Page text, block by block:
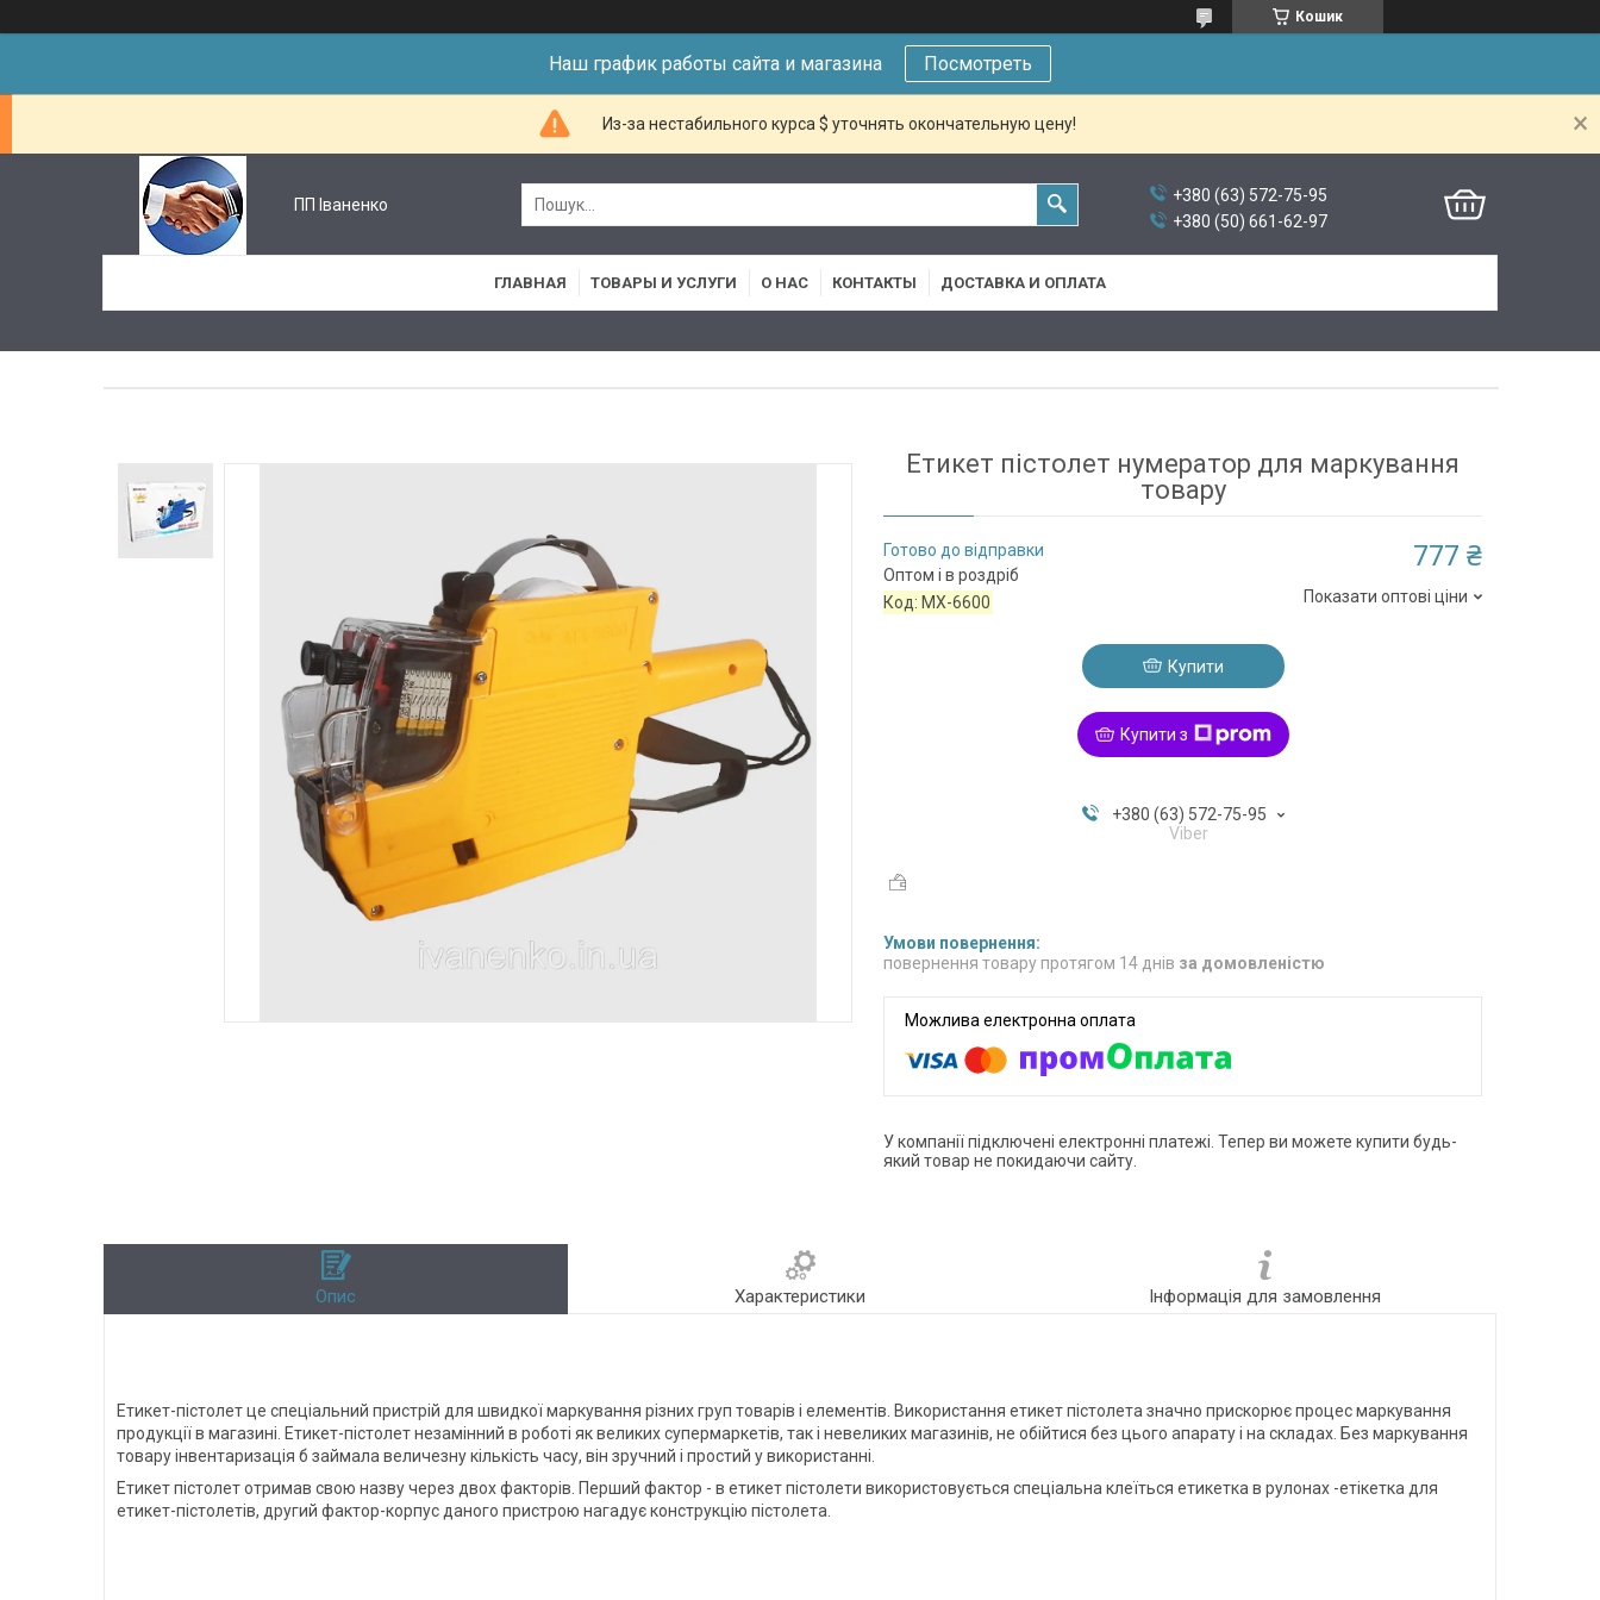
Кошик
Наш график работы сайта и магазина Посмотреть
Из-за нестабильного курса $ уточнять окончательную цену!
ПП Іваненко
+380 (63) 572-75-95
+380 (50) 661-62-97
ГЛАВНАЯ ТОВАРЫ И УСЛУГИ О НАС КОНТАКТЫ ДОСТАВКА И ОПЛАТА
Етикет пістолет нумератор для маркування
товару
Готово до відправки
Оптом і в роздріб
Код: МХ-6600
777 ₴
Показати оптові ціни
Купити
Купити з
+380 (63) 572-75-95
Viber
повернення товару протягом 14 днів за домовленістю
У компанії підключені електронні платежі. Тепер ви можете купити будь-
який товар не покидаючи сайту.
Опис Характеристики Інформація для замовлення
Етикет-пістолет це спеціальний пристрій для швидкої маркування різних груп товарів і елементів. Використання етикет пістолета значно прискорює процес маркування
продукції в магазині. Етикет-пістолет незамінний в роботі як великих супермаркетів, так і невеликих магазинів, не обійтися без цього апарату і на складах. Без маркування
товару інвентаризація б займала величезну кількість часу, він зручний і простий у використанні.
Етикет пістолет отримав свою назву через двох факторів. Перший фактор - в етикет пістолети використовується спеціальна клеїться етикетка в рулонах -етікетка для
етикет-пістолетів, другий фактор-корпус даного пристрою нагадує конструкцію пістолета.